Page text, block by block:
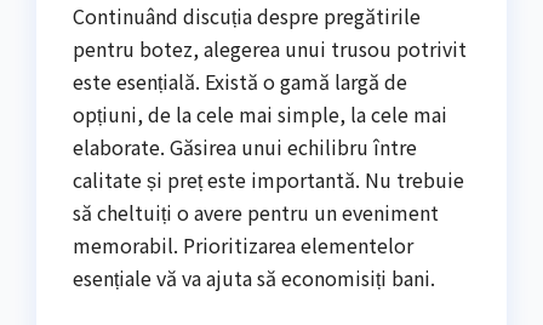
Continuând discuția despre pregătirile
pentru botez, alegerea unui trusou potrivit
este esențială. Există o gamă largă de
opțiuni, de la cele mai simple, la cele mai
elaborate. Găsirea unui echilibru între
calitate și preț este importantă. Nu trebuie
să cheltuiți o avere pentru un eveniment
memorabil. Prioritizarea elementelor
esențiale vă va ajuta să economisiți bani.